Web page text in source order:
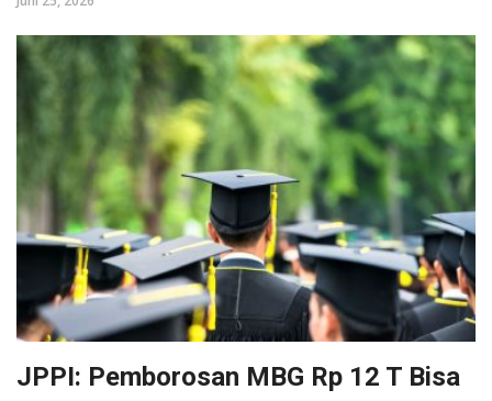
JPPI: Pemborosan MBG Rp 12 T Bisa